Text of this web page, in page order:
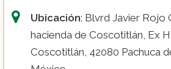
Ubicación: Blvrd Javier Rojo
hacienda de Coscotitlán, Ex
Coscotitlán, 42080 Pachuca